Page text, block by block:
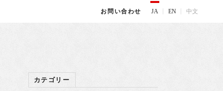
お問い合わせ JA EN 中文
カテゴリー